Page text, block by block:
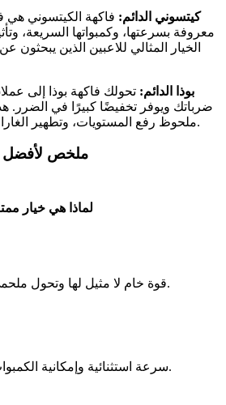
كيتسوني الدائم: فاكهة الكيتسوني هي
معروفة بسرعتها، وكمبواتها السريعة،
الخيار المثالي للاعبين الذين
بوذا الدائم: تحولك فاكهة بوذا إلى
ضرباتك ويوفر تخفيضًا كبيرًا في
ملحوظ رفع المستويات، وتطهير الغارات، والقضاء على الزعماء.
ملخص لأفضل
لماذا هي خيار
قوة خام لا مثيل لها وتحول ملحمي.
سرعة استثنائية وإمكانية الكمبوات.